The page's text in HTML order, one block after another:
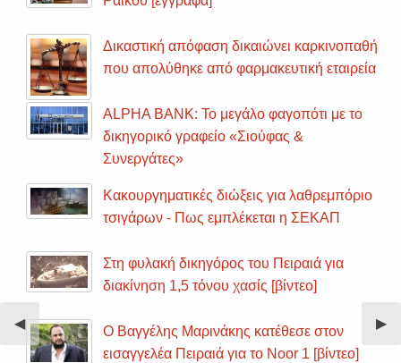
Previous
Slide
◀︎ ▶︎
Δικαστική απόφαση δικαιώνει καρκινοπαθή
που απολύθηκε από φαρμακευτική εταιρεία
ALPHA BANK: Το μεγάλο φαγοπότι με το
δικηγορικό γραφείο «Σιούφας &
Συνεργάτες»
Κακουργηματικές διώξεις για λαθρεμπόριο
τσιγάρων - Πως εμπλέκεται η ΣΕΚΑΠ
Στη φυλακή δικηγόρος του Πειραιά για
διακίνηση 1,5 τόνου χασίς [βίντεο]
Ο Βαγγέλης Μαρινάκης κατέθεσε στον
εισαγγελέα Πειραιά για το Noor 1 [βίντεο]